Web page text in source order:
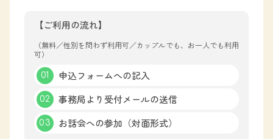
【ご利用の流れ】
（無料／性別を問わず利用可／カップルでも、お一人でも利用
可）
申込フォームへの記入
事務局より受付メールの送信
お話会への参加（対面形式）